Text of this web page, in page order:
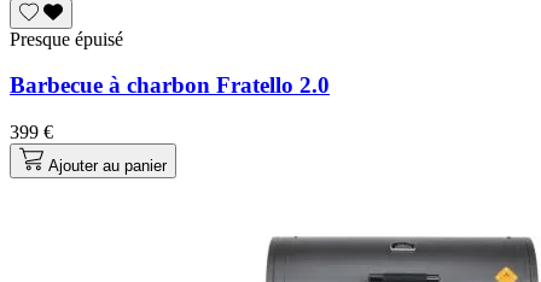
Presque épuisé
Barbecue à charbon Fratello 2.0
399 €
Ajouter au panier